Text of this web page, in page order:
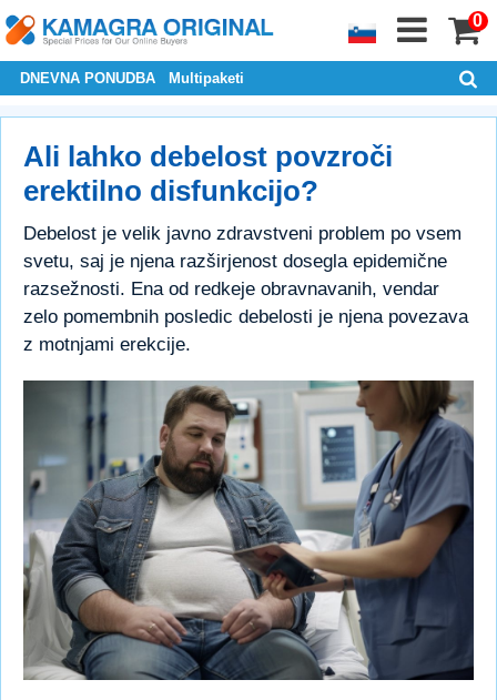
0
DNEVNA PONUDBA Multipaketi
Ali lahko debelost povzroči
erektilno disfunkcijo?
Debelost je velik javno zdravstveni problem po vsem
svetu, saj je njena razširjenost dosegla epidemične
razsežnosti. Ena od redkeje obravnavanih, vendar
zelo pomembnih posledic debelosti je njena povezava
z motnjami erekcije.